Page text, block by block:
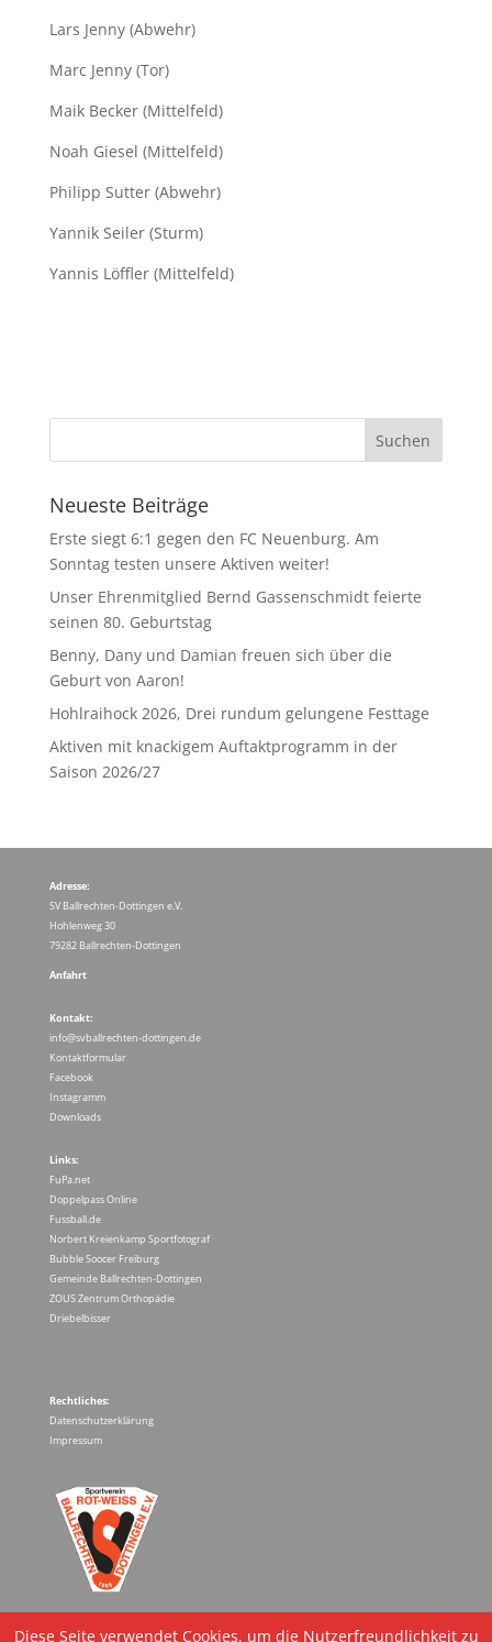
Lars Jenny (Abwehr)
Marc Jenny (Tor)
Maik Becker (Mittelfeld)
Noah Giesel (Mittelfeld)
Philipp Sutter (Abwehr)
Yannik Seiler (Sturm)
Yannis Löffler (Mittelfeld)
Neueste Beiträge
Erste siegt 6:1 gegen den FC Neuenburg. Am
Sonntag testen unsere Aktiven weiter!
Unser Ehrenmitglied Bernd Gassenschmidt feierte
seinen 80. Geburtstag
Benny, Dany und Damian freuen sich über die
Geburt von Aaron!
Hohlraihock 2026, Drei rundum gelungene Festtage
Aktiven mit knackigem Auftaktprogramm in der
Saison 2026/27
Adresse:
SV Ballrechten-Dottingen e.V.
Hohlenweg 30
79282 Ballrechten-Dottingen
Anfahrt
Kontakt:
info@svballrechten-dottingen.de
Kontaktformular
Facebook
Instagramm
Downloads
Links:
FuPa.net
Doppelpass Online
Fussball.de
Norbert Kreienkamp Sportfotograf
Bubble Soocer Freiburg
Gemeinde Ballrechten-Dottingen
ZOUS Zentrum Orthopädie
Driebelbisser
Rechtliches:
Datenschutzerklärung
Impressum
Diese Seite verwendet Cookies, um die Nutzerfreundlichkeit zu